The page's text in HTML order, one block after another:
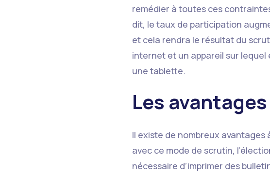
remédier à toutes ces
dit, le taux de participation
et cela rendra le résultat du
internet et un appareil sur lequel
une tablette.
Les
Il existe de nombreux avantages
avec ce mode de scrutin,
nécessaire d’imprimer des